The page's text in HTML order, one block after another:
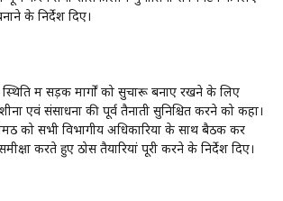
के निर्देश दिए।
स्थिति में सड़क मार्गों को सुचारू बनाए रखने के लिए
एवं संसाधनों की पूर्व तैनाती सुनिश्चित करने को कहा।
को सभी विभागीय अधिकारियों के साथ बैठक कर
करते हुए ठोस तैयारियां पूरी करने के निर्देश दिए।